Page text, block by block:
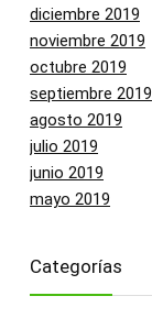
diciembre 2019
noviembre 2019
octubre 2019
septiembre 2019
agosto 2019
julio 2019
junio 2019
mayo 2019
Categorías